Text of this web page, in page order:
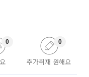
0
추가취재 원해요
0